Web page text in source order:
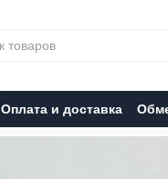
Оплата и доставка